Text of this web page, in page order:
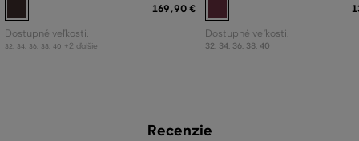
169,90 €
Dostupné veľkosti:
32 34 36 38 40 +2 ďalšie
Dostupné veľkosti:
32, 34, 36, 38, 40
Recenzie